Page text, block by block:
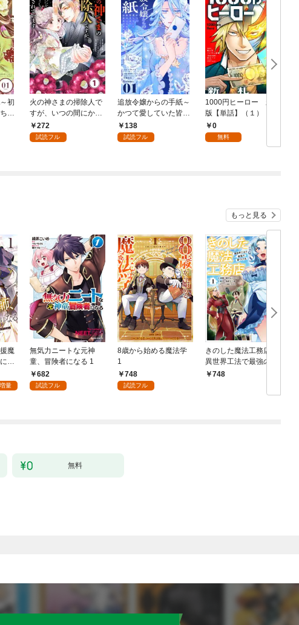
初
先
火の神さまの掃除人で
すが、いつの間にか花
嫁として溺愛されてい
ます【単話】（１）
272
試読フル
追放令嬢からの手紙～
かつて愛していた皆さ
まへ 私のことなどお忘
れですか？～【単話】
138
試読フル
1000円ヒーロー 新札
版【単話】（１）
0
無料
もっと見る
魔
な
術
術
量
無気力ニートな元神
童、冒険者になる 1
682
試読フル
8歳から始める魔法学
1
748
試読フル
きのした魔法工務店
異世界工法で最強の家
づくりを（コミック）
748
無料